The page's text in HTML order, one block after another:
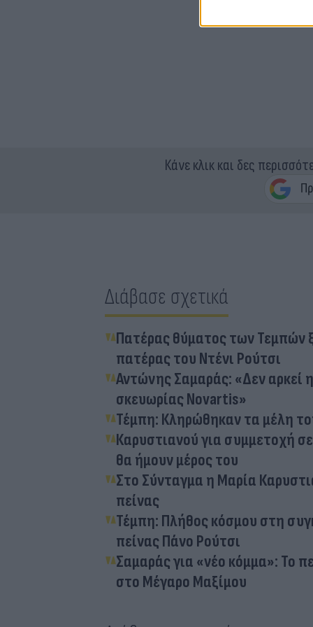
Κάνε κλικ και δες
Διάβασε σχετικά
Πατέρας θύματος των Τεμπών
πατέρας του Ντένι Ρούτσι
Αντώνης Σαμαράς: «Δεν αρκεί
σκευωρίας Novartis»
Τέμπη: Κληρώθηκαν τα μέλη
Καρυστιανού για συμμετοχή
θα ήμουν μέρος του
Στο Σύνταγμα η Μαρία
πείνας
Τέμπη: Πλήθος κόσμου στη
πείνας Πάνο Ρούτσι
Σαμαράς για «νέο κόμμα»: Το
στο Μέγαρο Μαξίμου